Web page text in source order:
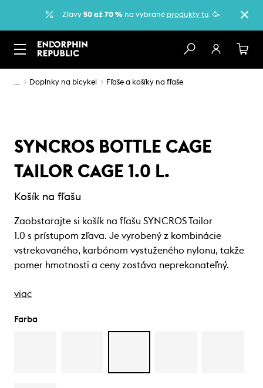
Zľavy 50 až 70 %na vybrané produkty tu. 🥳
… Doplnky na bicykel Fľaše a košíky na fľaše
SYNCROS BOTTLE CAGE
TAILOR CAGE 1.0 L.
Košík na fľašu
Zaobstarajte si košík na fľašu SYNCROS Tailor
1.0 s prístupom zľava. Je vyrobený z kombinácie
vstrekovaného, karbónom vystuženého nylonu, takže
pomer hmotnosti a ceny zostáva neprekonateľný.
viac
Farba